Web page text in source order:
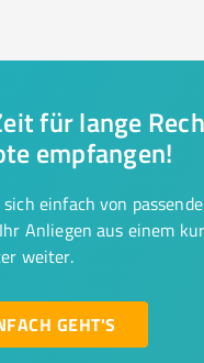
für lange
empfangen!
sich einfach von
Anliegen aus einem
weiter.
GEHT'S